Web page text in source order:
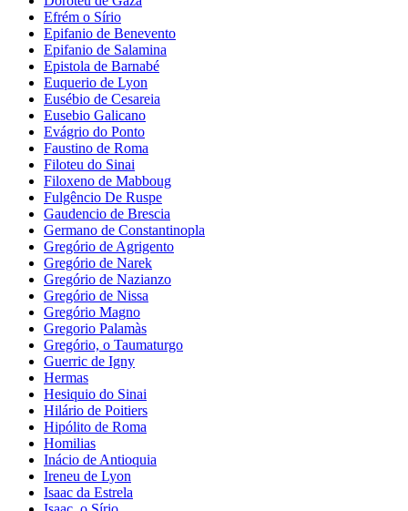
Efrém o Sírio
Epifanio de Benevento
Epifanio de Salamina
Epistola de Barnabé
Euquerio de Lyon
Eusébio de Cesareia
Eusebio Galicano
Evágrio do Ponto
Faustino de Roma
Filoteu do Sinai
Filoxeno de Mabboug
Fulgêncio De Ruspe
Gaudencio de Brescia
Germano de Constantinopla
Gregório de Agrigento
Gregório de Narek
Gregório de Nazianzo
Gregório de Nissa
Gregório Magno
Gregorio Palamàs
Gregório, o Taumaturgo
Guerric de Igny
Hermas
Hesiquio do Sinai
Hilário de Poitiers
Hipólito de Roma
Homilias
Inácio de Antioquia
Ireneu de Lyon
Isaac da Estrela